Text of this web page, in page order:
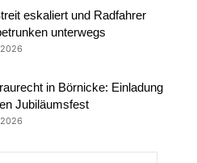
eskaliert und Radfahrer
unterwegs
in Börnicke: Einladung
Jubiläumsfest